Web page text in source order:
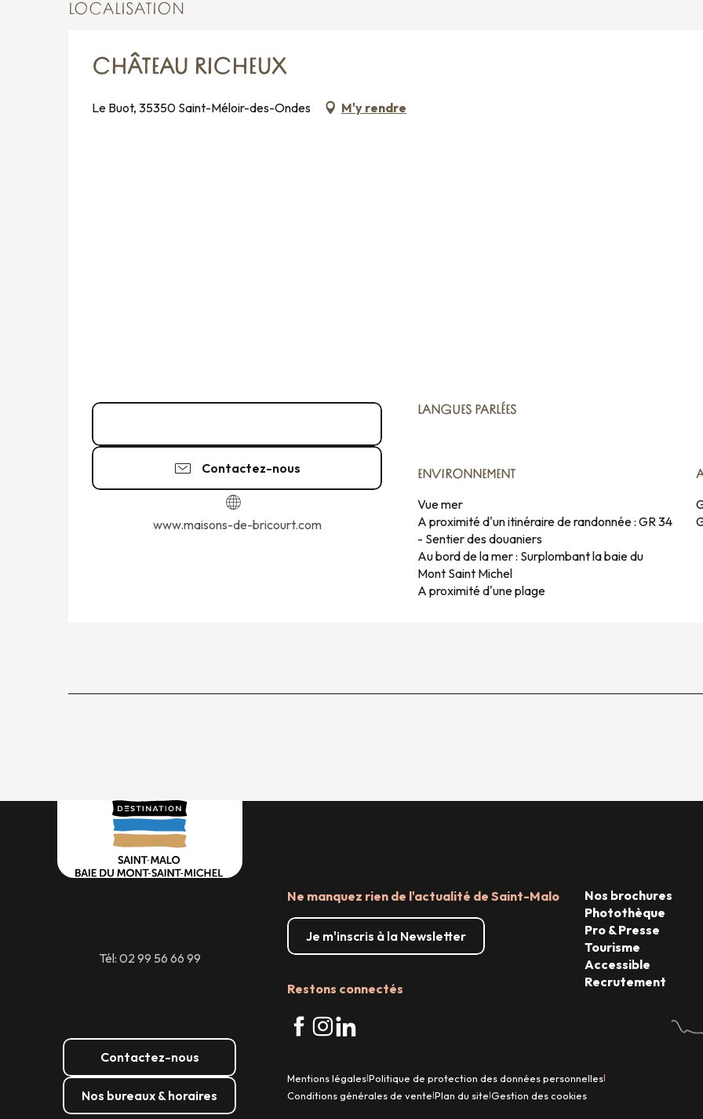
LOCALISATION
CHÂTEAU RICHEUX
Le Buot, 35350 Saint-Méloir-des-Ondes M'y rendre
Contactez-nous
www.maisons-de-bricourt.com
LANGUES PARLÉES
LANGUES PARLÉES
ENVIRONNEMENT
ENVIRONNEMENT
Vue mer
A proximité d'un itinéraire de randonnée : GR 34
- Sentier des douaniers
Au bord de la mer : Surplombant la baie du
Mont Saint Michel
A proximité d'une plage
Tél: 02 99 56 66 99
Contactez-nous
Nos bureaux & horaires
Ne manquez rien de l'actualité de Saint-Malo
Je m'inscris à la Newsletter
Restons connectés
Nos brochures
Photothèque
Pro & Presse
Tourisme
Accessible
Recrutement
Mentions légales|Politique de protection des données personnelles|
Conditions générales de vente|Plan du site|Gestion des cookies